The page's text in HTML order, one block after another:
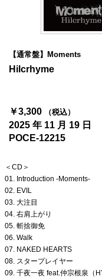
【通常盤】Moments
Hilcrhyme
￥3,300 （税込）
2025 年 11 月 19 日
POCE-12215
＜CD＞
01. Introduction -Moments-
02. EVIL
03. 大注目
04. 右肩上がり
05. 斬捨御免
06. Walk
07. NAKED HEARTS
08. スタープレイヤー
09. 千夜一夜 feat.仲宗根泉（